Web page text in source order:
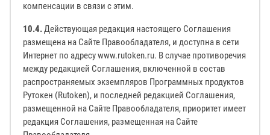
компенсации в связи с этим.
10.4.Действующая редакция настоящего Соглашения
размещена на Сайте Правообладателя, и доступна в сети
Интернет по адресу www.rutoken.ru. В случае противоречия
между редакцией Соглашения, включенной в состав
распространяемых экземпляров Программных продуктов
Рутокен (Rutoken), и последней редакцией Соглашения,
размещенной на Сайте Правообладателя, приоритет имеет
редакция Соглашения, размещенная на Сайте